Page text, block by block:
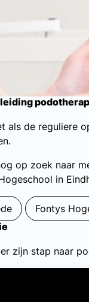
als de reguliere
op zoek naar
in
Fontys
zijn stap naar